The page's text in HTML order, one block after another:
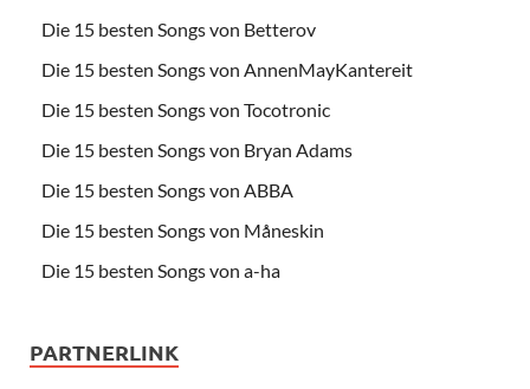
Die 15 besten Songs von Betterov
Die 15 besten Songs von AnnenMayKantereit
Die 15 besten Songs von Tocotronic
Die 15 besten Songs von Bryan Adams
Die 15 besten Songs von ABBA
Die 15 besten Songs von Måneskin
Die 15 besten Songs von a-ha
PARTNERLINK